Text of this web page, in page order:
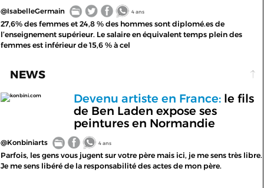
@IsabelleGermain 4 ans
27,6% des femmes et 24,8 % des hommes sont diplomé.es de
l’enseignement supérieur. Le salaire en équivalent temps plein des
femmes est inférieur de 15,6 % à cel
NEWS
konbini.com Devenu artiste en France:le fils
de Ben Laden expose ses
peintures en Normandie
@Konbiniarts 4 ans
Parfois, les gens vous jugent sur votre père mais ici, je me sens très libre.
Je me sens libéré de la responsabilité des actes de mon père.